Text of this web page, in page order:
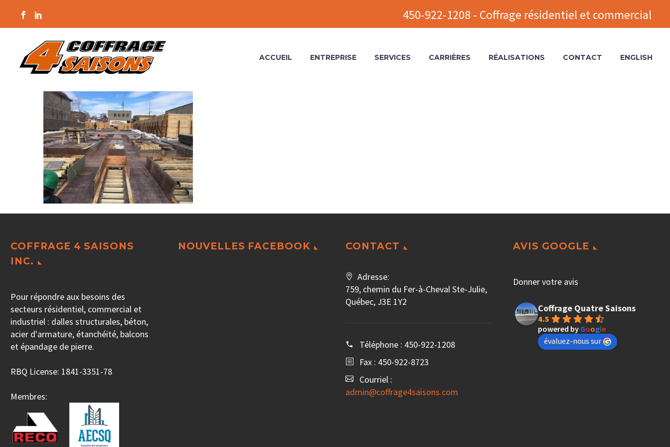
450-922-1208 - Coffrage résidentiel et commercial
ACCUEIL ENTREPRISE SERVICES CARRIÈRES RÉALISATIONS CONTACT ENGLISH
COFFRAGE 4 SAISONS
INC.
Pour répondre aux besoins des
secteurs résidentiel, commercial et
industriel : dalles structurales, béton,
acier d'armature, étanchéité, balcons
et épandage de pierre.
RBQ License: 1841-3351-78
Membres:
NOUVELLES FACEBOOK CONTACT
Adresse:
759, chemin du Fer-à-Cheval Ste-Julie,
Québec, J3E 1Y2
Téléphone : 450-922-1208
Fax : 450-922-8723
Courriel :
admin@coffrage4saisons.com
AVIS GOOGLE
Donner votre avis
Coffrage Quatre Saisons
4.5
powered by Google
évaluez-nous sur